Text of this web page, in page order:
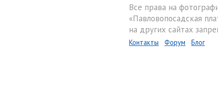
Все права на
«Павловопосадская
на других сайтах
Контакты Форум Блог